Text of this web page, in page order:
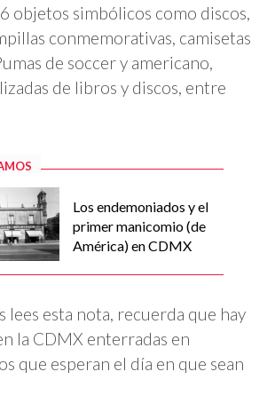
objetos simbólicos como discos,
conmemorativas, camisetas
de soccer y americano,
de libros y discos, entre
Los endemoniados y el
primer manicomio (de
América) en CDMX
lees esta nota, recuerda que hay
la CDMX enterradas en
que esperan el día en que sean